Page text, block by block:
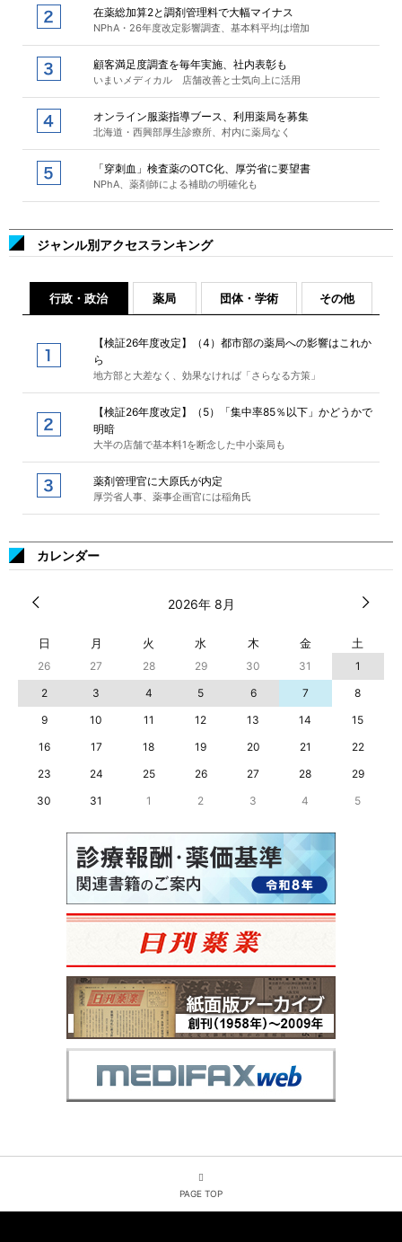
在薬総加算2と調剤管理料で大幅マイナス
NPhA・26年度改定影響調査、基本料平均は増加
顧客満足度調査を毎年実施、社内表彰も
いまいメディカル 店舗改善と士気向上に活用
オンライン服薬指導ブース、利用薬局を募集
北海道・西興部厚生診療所、村内に薬局なく
「穿刺血」検査薬のOTC化、厚労省に要望書
NPhA、薬剤師による補助の明確化も
ジャンル別アクセスランキング
行政・政治 薬局 団体・学術 その他
【検証26年度改定】（4）都市部の薬局への影響はこれか
ら
地方部と大差なく、効果なければ「さらなる方策」
【検証26年度改定】（5）「集中率85％以下」かどうかで
明暗
大半の店舗で基本料1を断念した中小薬局も
薬剤管理官に大原氏が内定
厚労省人事、薬事企画官には稲角氏
カレンダー
2026年 8月
日 月 火 水 木 金 土
26 27 28 29 30 31
1
2
3 4 5 6 7
8
9
10 11 12 13 14
15
16
17 18 19 20 21
22
23
24 25 26 27 28
29
30
31 1 2 3 4 5
PAGE TOP